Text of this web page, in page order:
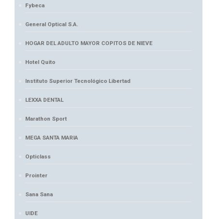
Fybeca
General Optical S.A.
HOGAR DEL ADULTO MAYOR COPITOS DE NIEVE
Hotel Quito
Instituto Superior Tecnológico Libertad
LEXXA DENTAL
Marathon Sport
MEGA SANTA MARIA
Opticlass
Prointer
Sana Sana
UIDE